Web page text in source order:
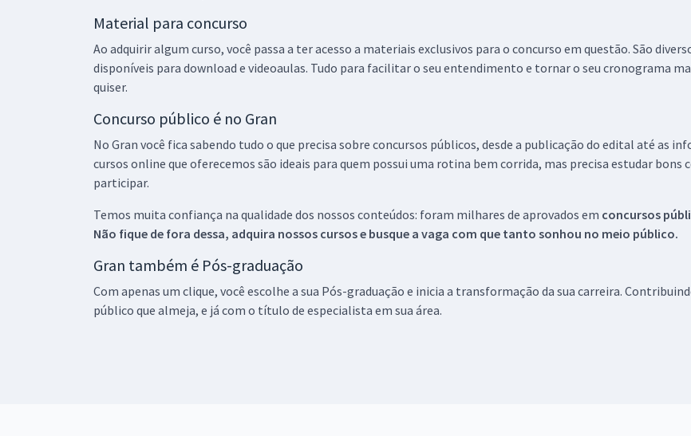
Material para concurso
Ao adquirir algum curso, você passa a ter acesso a materiais exclusivos para o concurso em questão. São
disponíveis para download e videoaulas. Tudo para facilitar o seu entendimento e tornar o seu cronograma
quiser.
Concurso público é no Gran
No Gran você fica sabendo tudo o que precisa sobre concursos públicos, desde a publicação do edital até as
cursos online que oferecemos são ideais para quem possui uma rotina bem corrida, mas precisa estudar bons
participar.
Temos muita confiança na qualidade dos nossos conteúdos: foram milhares de aprovados em concursos
Não fique de fora dessa, adquira nossos cursos e busque a vaga com que tanto sonhou no meio público.
Gran também é Pós-graduação
Com apenas um clique, você escolhe a sua Pós-graduação e inicia a transformação da sua carreira.
público que almeja, e já com o título de especialista em sua área.